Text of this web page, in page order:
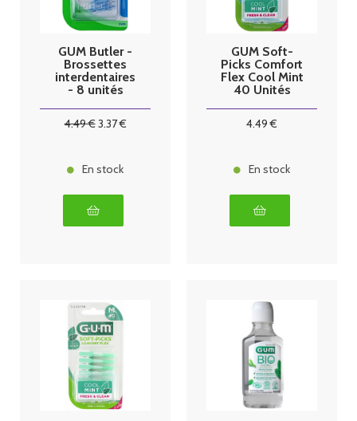
GUM Butler -
Brossettes
interdentaires
- 8 unités
4.49€3.37€
En stock
GUM Soft-
Picks Comfort
Flex Cool Mint
40 Unités
4.49 €
En stock